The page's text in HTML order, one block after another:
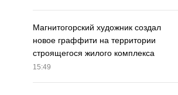
Магнитогорский художник создал
новое граффити на территории
строящегося жилого комплекса
15:49